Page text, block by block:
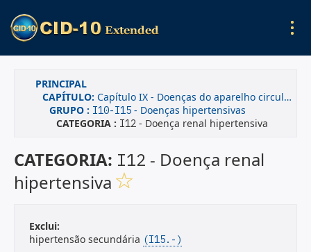
PRINCIPAL
CAPÍTULO: Capítulo IX - Doenças do aparelho circulatório
GRUPO : I10-I15 - Doenças hipertensivas
CATEGORIA : I12 - Doença renal hipertensiva
CATEGORIA: I12 - Doença renal
hipertensiva
Exclui:
hipertensão secundária (I15.-)